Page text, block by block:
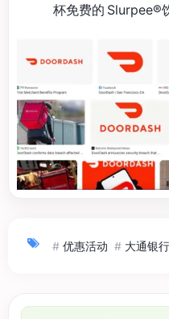
杯免费的 Slurpee®
# 优惠活动 # 大通银